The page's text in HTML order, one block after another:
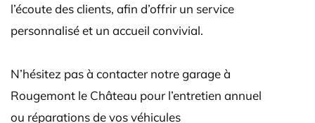
l’écoute des clients, afin d’offrir un service
personnalisé et un accueil convivial.
N’hésitez pas à contacter notre garage à
Rougemont le Château pour l’entretien annuel
ou réparations de vos véhicules